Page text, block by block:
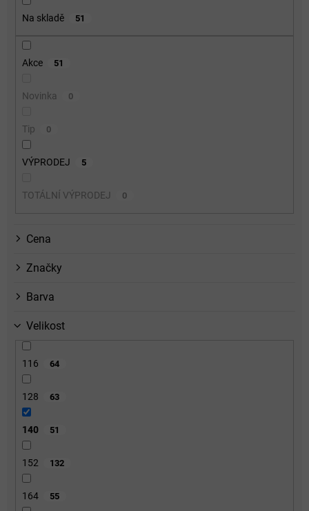
Na skladě 51
Akce 51
Novinka 0
Tip 0
VÝPRODEJ 5
TOTÁLNÍ VÝPRODEJ 0
Cena
Značky
Barva
Velikost
116 64
128 63
140 51
152 132
164 55